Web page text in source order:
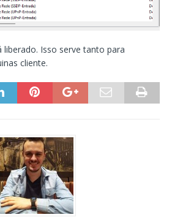
Isso serve tanto para
cliente.